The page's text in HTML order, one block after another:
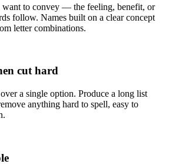
want to convey — the feeling, benefit, or
follow. Names built on a clear concept
letter combinations.
cut hard
a single option. Produce a long list
anything hard to spell, easy to